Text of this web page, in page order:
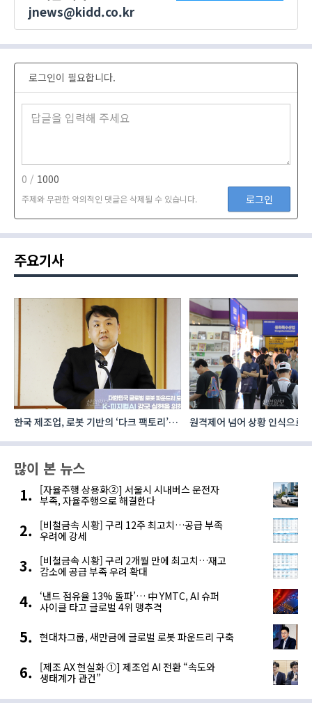
jnews@kidd.co.kr
로그인이 필요합니다.
0 / 1000
주제와 무관한 악의적인 댓글은 삭제될 수 있습니다. 로그인
주요기사
한국 제조업, 로봇 기반의 ‘다크 팩토리’로
원격제어 넘어 상황 인식으로,
많이 본 뉴스
[자율주행 상용화②] 서울시 시내버스 운전자
부족, 자율주행으로 해결한다
[비철금속 시황] 구리 12주 최고치…공급 부족
우려에 강세
[비철금속 시황] 구리 2개월 만에 최고치…재고
감소에 공급 부족 우려 확대
‘낸드 점유율 13% 돌파’… 中 YMTC, AI 슈퍼
사이클 타고 글로벌 4위 맹추격
현대차그룹, 새만금에 글로벌 로봇 파운드리 구축
[제조 AX 현실화 ①] 제조업 AI 전환 “속도와
생태계가 관건”